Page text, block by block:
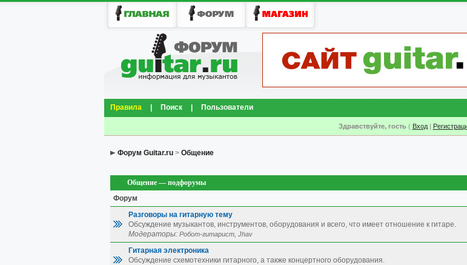
Правила Поиск Пользователи
Здравствуйте, гость( Вход|
Форум Guitar.ru > Общение
Общение — подфорумы
Форум
Разговоры на гитарную тему
Обсуждение музыкантов, инструментов, оборудования и всего, что имеет отношение к гитаре.
Модераторы: Робот-гитарист, Jhav
Гитарная электроника
Обсуждение схемотехники гитарного, а также концертного оборудования.